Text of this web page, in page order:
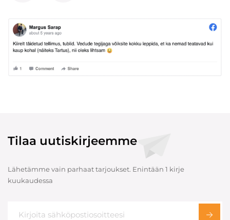
Tilaa uutiskirjeemme
Lähetämme vain parhaat tarjoukset. Enintään 1 kirje
kuukaudessa